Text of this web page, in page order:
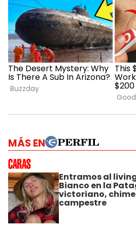
MÁS EN
Entramos al
Bianco en la
victoriano,
campestre